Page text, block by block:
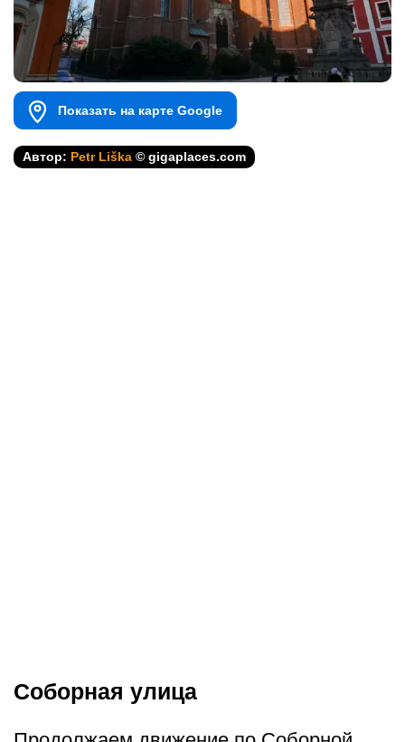
Показать на карте Google
Автор: Petr Liška © gigaplaces.com
Соборная улица